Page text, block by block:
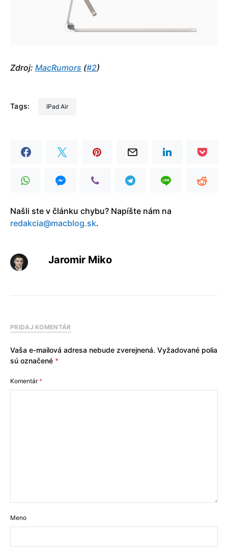
Zdroj: MacRumors (#2)
Tags: iPad Air
Našli ste v článku chybu? Napíšte nám na
redakcia@macblog.sk.
Jaromir Miko
PRIDAJ KOMENTÁR
Vaša e-mailová adresa nebude zverejnená. Vyžadované polia
sú označené *
Komentár*
Meno